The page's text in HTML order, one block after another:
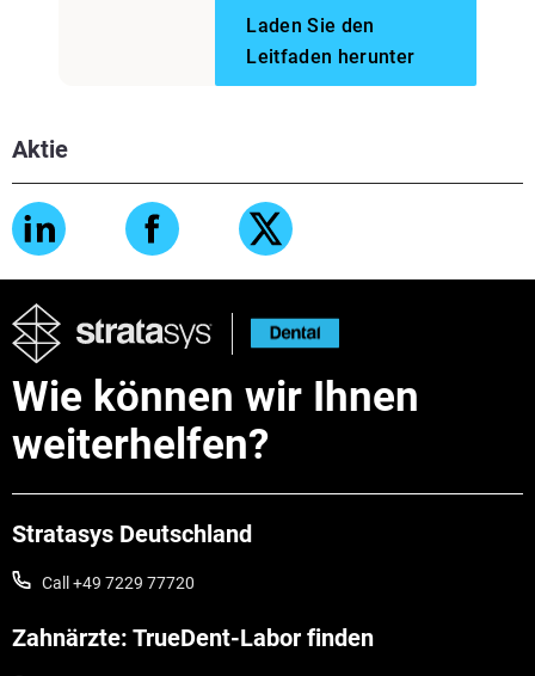
Laden Sie den
Leitfaden herunter
Aktie
Wie können wir Ihnen
weiterhelfen?
Stratasys Deutschland
Call +49 7229 77720
Zahnärzte: TrueDent-Labor finden